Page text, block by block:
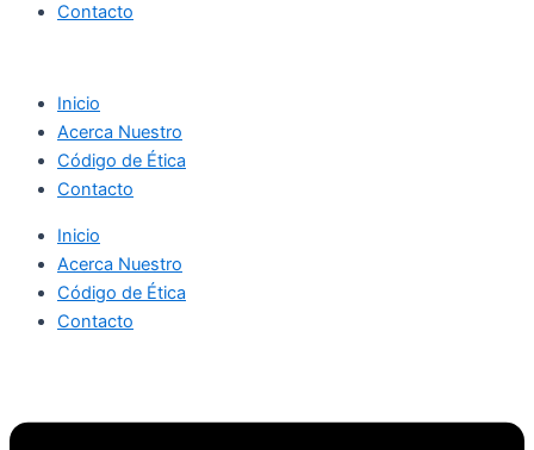
Contacto
Inicio
Acerca Nuestro
Código de Ética
Contacto
Inicio
Acerca Nuestro
Código de Ética
Contacto